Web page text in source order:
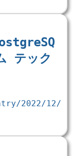
テック
2022/12/